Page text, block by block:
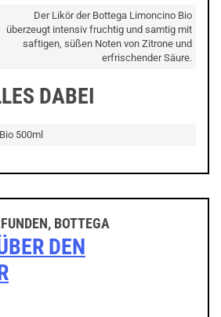
Der Likör der Bottega Limoncino Bio
überzeugt intensiv fruchtig und samtig mit
saftigen, süßen Noten von Zitrone und
erfrischender Säure.
DABEI
500ml
BOTTEGA
DEN